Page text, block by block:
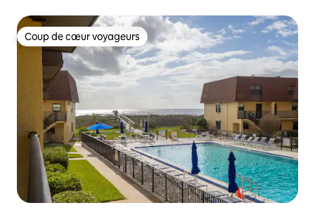
Coup de cœur voyageurs
Coup de cœur voyageurs